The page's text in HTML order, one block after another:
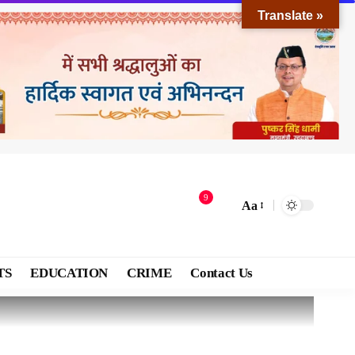
9
Aa
EDUCATION CRIME Contact Us
Translate »